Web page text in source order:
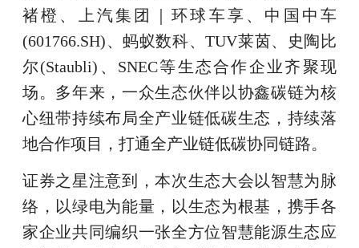
褚橙、上汽集团｜环球车享、中国中车
(601766.SH)、蚂蚁数科、TUV莱茵、史陶比
尔(Staubli)、SNEC等生态合作企业齐聚现
场。多年来，一众生态伙伴以协鑫碳链为核
心纽带持续布局全产业链低碳生态，持续落
地合作项目，打通全产业链低碳协同链路。
证券之星注意到，本次生态大会以智慧为脉
络，以绿电为能量，以生态为根基，携手各
家企业共同编织一张全方位智慧能源生态应